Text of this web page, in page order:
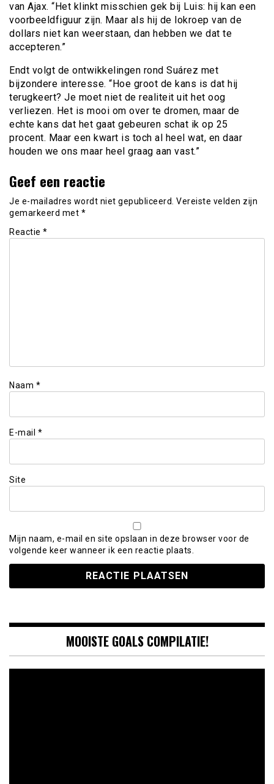
van Ajax. “Het klinkt misschien gek bij Luis: hij kan een
voorbeeldfiguur zijn. Maar als hij de lokroep van de
dollars niet kan weerstaan, dan hebben we dat te
accepteren.”
Endt volgt de ontwikkelingen rond Suárez met
bijzondere interesse. “Hoe groot de kans is dat hij
terugkeert? Je moet niet de realiteit uit het oog
verliezen. Het is mooi om over te dromen, maar de
echte kans dat het gaat gebeuren schat ik op 25
procent. Maar een kwart is toch al heel wat, en daar
houden we ons maar heel graag aan vast.”
Geef een reactie
Je e-mailadres wordt niet gepubliceerd. Vereiste velden zijn
gemarkeerd met *
Reactie *
Naam *
E-mail *
Site
Mijn naam, e-mail en site opslaan in deze browser voor de
volgende keer wanneer ik een reactie plaats.
MOOISTE GOALS COMPILATIE!